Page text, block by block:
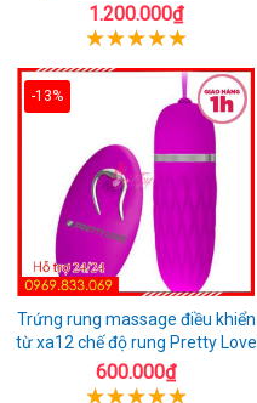
1.200.000₫
-13%
Trứng rung massage điều khiển
từ xa12 chế độ rung Pretty Love
600.000₫